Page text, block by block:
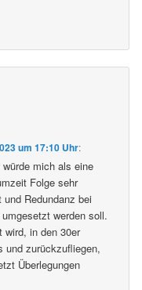
um 17:10 Uhr:
würde mich als eine
Folge sehr
Redundanz bei
werden soll.
wird, in den 30er
und zurückzufliegen,
Überlegungen